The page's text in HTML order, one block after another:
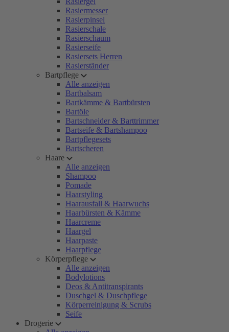
Rasiermesser
Rasierpinsel
Rasierschale
Rasierschaum
Rasierseife
Rasiersets Herren
Rasierständer
Bartpflege
Alle anzeigen
Bartbalsam
Bartkämme & Bartbürsten
Bartöle
Bartschneider & Barttrimmer
Bartseife & Bartshampoo
Bartpflegesets
Bartscheren
Haare
Alle anzeigen
Shampoo
Pomade
Haarstyling
Haarausfall & Haarwuchs
Haarbürsten & Kämme
Haarcreme
Haargel
Haarpaste
Haarpflege
Körperpflege
Alle anzeigen
Bodylotions
Deos & Antitranspirants
Duschgel & Duschpflege
Körperreinigung & Scrubs
Seife
Drogerie